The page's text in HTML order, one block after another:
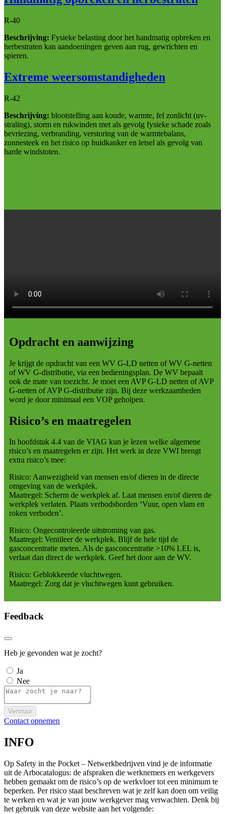
R-40
Beschrijving: Fysieke belasting door het handmatig opbreken en
herbestraten kan aandoeningen geven aan rug, gewrichten en
spieren.
Extreme weersomstandigheden
R-42
Beschrijving: blootstelling aan koude, warmte, fel zonlicht (uv-
straling), storm en rukwinden met als gevolg fysieke schade zoals
bevriezing, verbranding, verstoring van de warmtebalans,
zonnesteek en het risico op huidkanker en letsel als gevolg van
harde windstoten.
Opdracht en aanwijzing
Je krijgt de opdracht van een WV G-LD netten of WV G-netten
of WV G-distributie, via een bedieningsplan. De WV bepaalt
ook de mate van toezicht. Je moet een AVP G-LD netten of AVP
G-netten of AVP G-distributie zijn. Bij deze werkzaamheden
word je door minimaal een VOP geholpen.
Risico’s en maatregelen
In hoofdstuk 4.4 van de VIAG kun je lezen welke algemene
risico’s en maatregelen er zijn. Het werk in deze VWI brengt
extra risico’s mee:
Risico: Aanwezigheid van mensen en/of dieren in de directe
omgeving van de werkplek.
Maatregel: Scherm de werkplek af. Laat mensen en/of dieren de
werkplek verlaten. Plaats verbodsborden ‘Vuur, open vlam en
roken verboden’.
Risico: Ongecontroleerde uitstroming van gas.
Maatregel: Ventileer de werkplek. Blijf de hele tijd de
gasconcentratie meten. Als de gasconcentratie >10% LEL is,
verlaat dan direct de werkplek. Geef het door aan de WV.
Risico: Geblokkeerde vluchtwegen.
Maatregel: Zorg dat je vluchtwegen kunt gebruiken.
Feedback
Heb je gevonden wat je zocht?
Ja
Nee
Verstuur
Contact opnemen
INFO
Op Safety in the Pocket – Netwerkbedrijven vind je de informatie
uit de Arbocatalogus: de afspraken die werknemers en werkgevers
hebben gemaakt om de risico’s op de werkvloer tot een minimum te
beperken. Per risico staat beschreven wat je zelf kan doen om veilig
te werken en wat je van jouw werkgever mag verwachten. Denk bij
het gebruik van deze website aan het volgende: